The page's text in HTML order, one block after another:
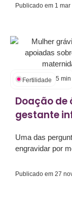
Publicado em 1 mar
Fertilidade 5 min
Doação de
gestante
Uma das
engravidar por
Publicado em 27